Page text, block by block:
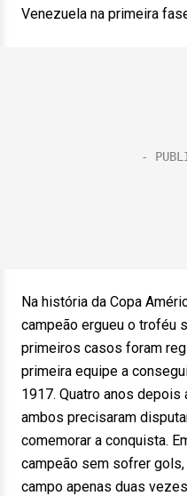
Venezuela na primeira
Na história da Copa
campeão ergueu o troféu
primeiros casos foram
primeira equipe a
1917. Quatro anos
ambos precisaram
comemorar a conquista.
campeão sem sofrer
campo apenas duas